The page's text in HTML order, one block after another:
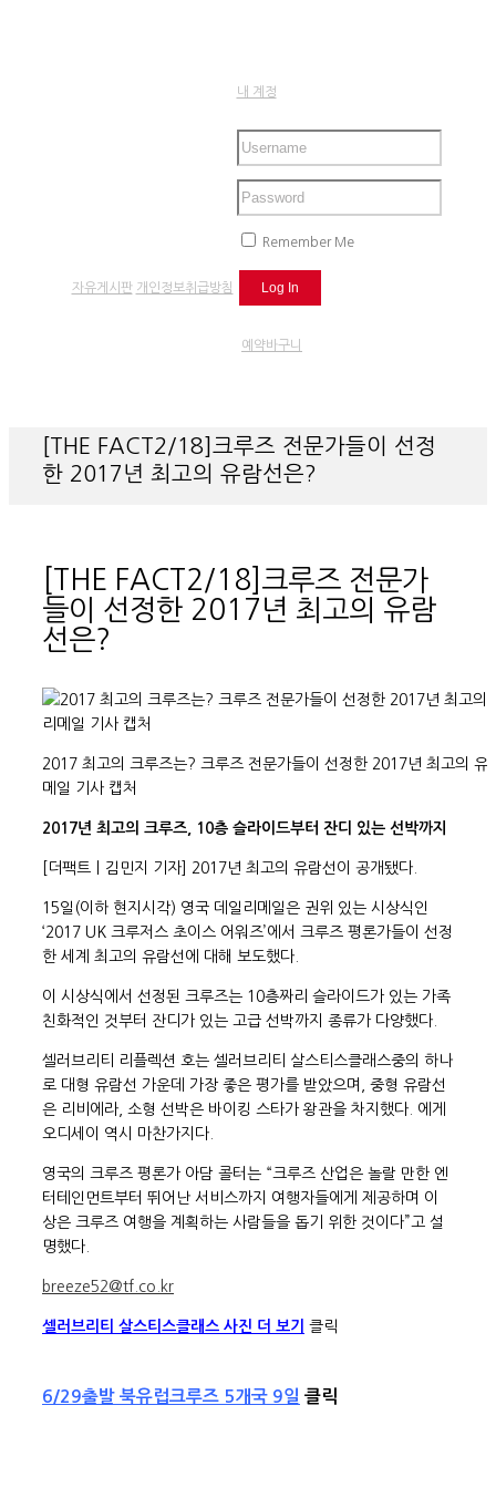
자유게시판 개인정보취급방침
내 계정
Remember Me
예약바구니
[THE FACT2/18]크루즈 전문가들이 선정
한 2017년 최고의 유람선은?
[THE FACT2/18]크루즈 전문가
들이 선정한 2017년 최고의 유람
선은?
2017 최고의 크루즈는? 크루즈 전문가들이 선정한 2017년 최고의 유
메일 기사 캡처
2017년 최고의 크루즈, 10층 슬라이드부터 잔디 있는 선박까지
[더팩트ㅣ김민지 기자] 2017년 최고의 유람선이 공개됐다.
15일(이하 현지시각) 영국 데일리메일은 권위 있는 시상식인
‘2017 UK 크루저스 초이스 어워즈’에서 크루즈 평론가들이 선정
한 세계 최고의 유람선에 대해 보도했다.
이 시상식에서 선정된 크루즈는 10층짜리 슬라이드가 있는 가족
친화적인 것부터 잔디가 있는 고급 선박까지 종류가 다양했다.
셀러브리티 리플렉션 호는 셀러브리티 살스티스클래스중의 하나
로 대형 유람선 가운데 가장 좋은 평가를 받았으며, 중형 유람선
은 리비에라, 소형 선박은 바이킹 스타가 왕관을 차지했다. 에게
오디세이 역시 마찬가지다.
영국의 크루즈 평론가 아담 콜터는 “크루즈 산업은 놀랄 만한 엔
터테인먼트부터 뛰어난 서비스까지 여행자들에게 제공하며 이
상은 크루즈 여행을 계획하는 사람들을 돕기 위한 것이다”고 설
명했다.
breeze52@tf.co.kr
셀러브리티 살스티스클래스 사진 더 보기 클릭
6/29출발 북유럽크루즈 5개국 9일 클릭